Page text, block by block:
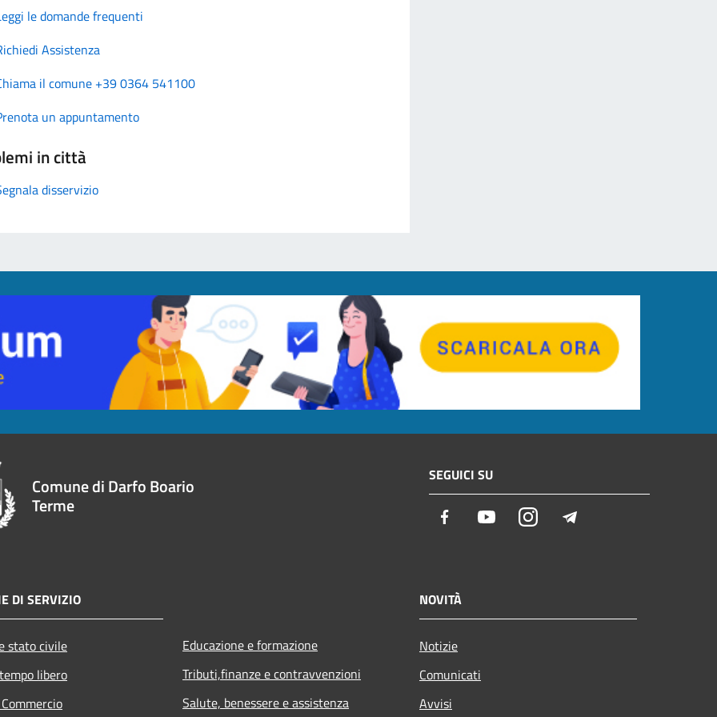
le domande frequenti
Assistenza
il comune +39 0364 541100
un appuntamento
in città
disservizio
Comune di Darfo Boario
Terme
SEGUICI SU
Facebook YoutubeInstagram
DI SERVIZIO
stato civile
libero
Educazione e formazione
Tributi,finanze e contravvenzioni
Salute, benessere e assistenza
NOVITÀ
Notizie
Comunicati
Avvisi